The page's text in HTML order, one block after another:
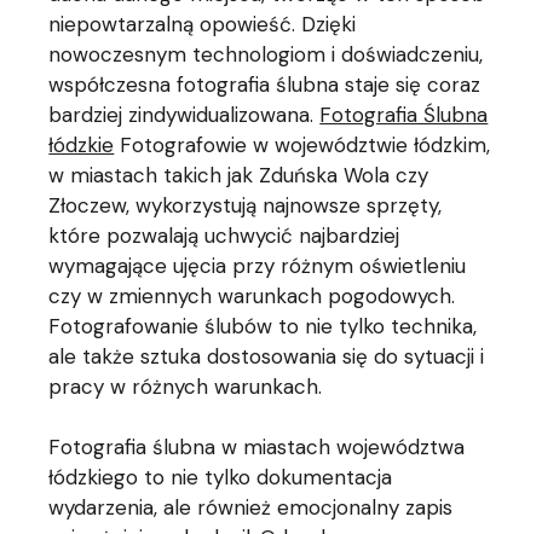
niepowtarzalną opowieść. Dzięki
nowoczesnym technologiom i doświadczeniu,
współczesna fotografia ślubna staje się coraz
bardziej zindywidualizowana. Fotografia Ślubna
łódzkie Fotografowie w województwie łódzkim,
w miastach takich jak Zduńska Wola czy
Złoczew, wykorzystują najnowsze sprzęty,
które pozwalają uchwycić najbardziej
wymagające ujęcia przy różnym oświetleniu
czy w zmiennych warunkach pogodowych.
Fotografowanie ślubów to nie tylko technika,
ale także sztuka dostosowania się do sytuacji i
pracy w różnych warunkach.
Fotografia ślubna w miastach województwa
łódzkiego to nie tylko dokumentacja
wydarzenia, ale również emocjonalny zapis